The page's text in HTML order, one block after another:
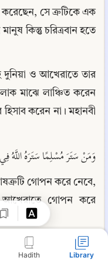
Hadith Library
করেছেন, সে ত্রুটিকে এক
কিন্তু চরিত্রবান হতে
ও আখেরাতে তার
মাঝে লাঞ্চিত করেন
করেন না। মহানবী
وَمَنْ سَتَرَ مُسْلِمًا سَتَرَهُ اللَّهُ فِي
গোপন করে নেবে,
আখেরাতে গোপন করে
وَمَنْ سَتَرَ مُسْلِماً سَتَرَهُ اللهُ يَومَ